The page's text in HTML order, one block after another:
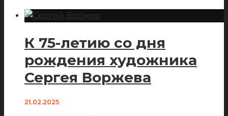
К 75-летию со дня
рождения художника
Сергея Воржева
21.02.2025